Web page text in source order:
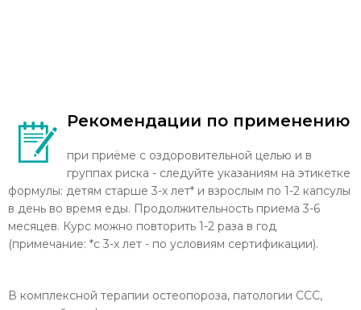
Рекомендации по применению
при приёме с оздоровительной целью и в
группах риска - следуйте указаниям на этикетке
формулы: детям старше 3-х лет* и взрослым по 1-2 капсулы
в день во время еды. Продолжительность приема 3-6
месяцев. Курс можно повторить 1-2 раза в год
(примечание: *с 3-х лет - по условиям сертификации).
В комплексной терапии остеопороза, патологии ССС,